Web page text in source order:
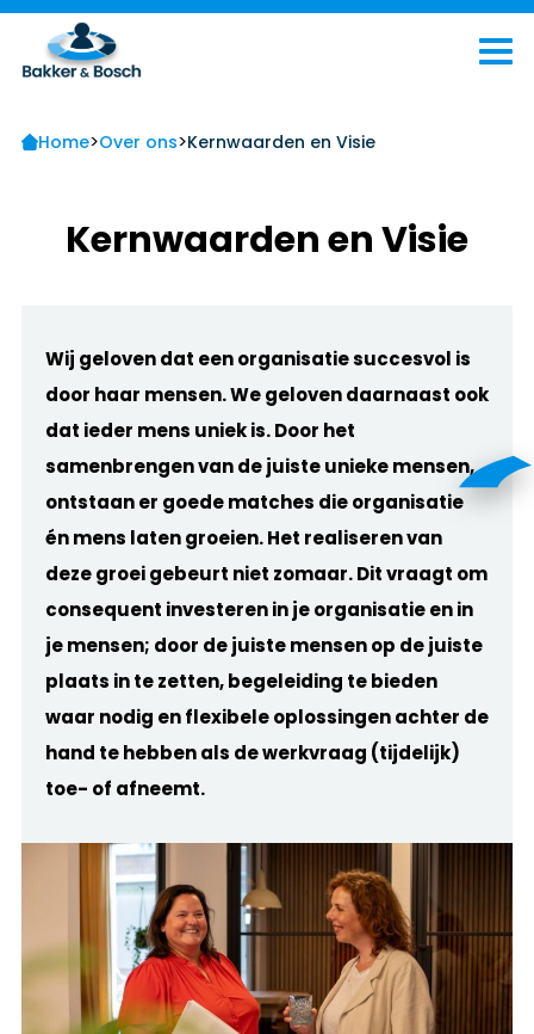
Home>Over ons>Kernwaarden en Visie
Kernwaarden en Visie
Wij geloven dat een organisatie succesvol is
door haar mensen. We geloven daarnaast ook
dat ieder mens uniek is. Door het
samenbrengen van de juiste unieke mensen,
ontstaan er goede matches die organisatie
én mens laten groeien. Het realiseren van
deze groei gebeurt niet zomaar. Dit vraagt om
consequent investeren in je organisatie en in
je mensen; door de juiste mensen op de juiste
plaats in te zetten, begeleiding te bieden
waar nodig en flexibele oplossingen achter de
hand te hebben als de werkvraag (tijdelijk)
toe- of afneemt.